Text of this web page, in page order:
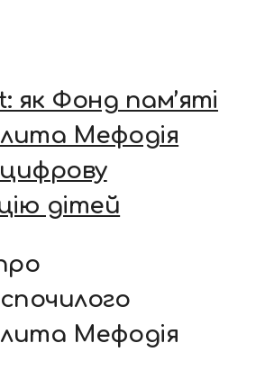
як Фонд пам’яті
Мефодія
дітей
Мефодія